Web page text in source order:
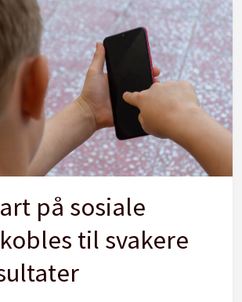
på sosiale
til svakere